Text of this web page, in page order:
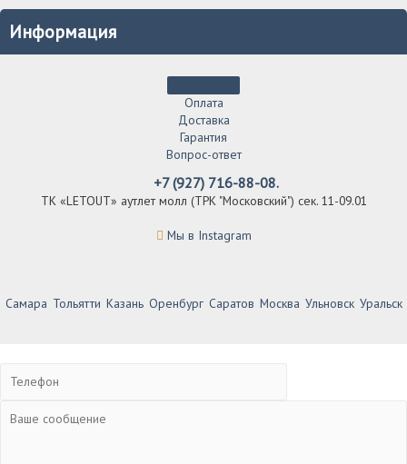
Информация
Оплата
Доставка
Гарантия
Вопрос-ответ
+7 (927) 716-88-08.
ТК «LETOUT» аутлет молл (ТРК "Московский") сек. 11-09.01
Мы в Instagram
Самара Тольятти Казань Оренбург Саратов Москва Ульновск Уральск